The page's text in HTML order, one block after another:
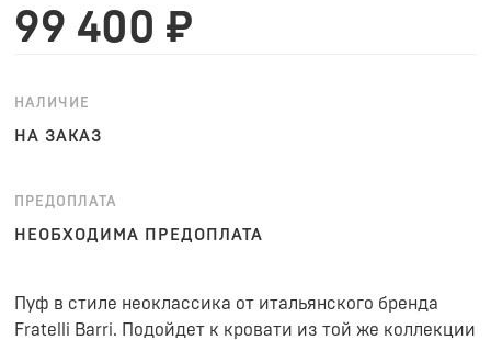
99 400 ₽
НАЛИЧИЕ
НА ЗАКАЗ
ПРЕДОПЛАТА
НЕОБХОДИМА ПРЕДОПЛАТА
Пуф в стиле неоклассика от итальянского бренда
Fratelli Barri. Подойдет к кровати из той же коллекции